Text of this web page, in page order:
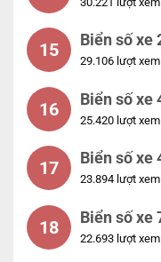
15 Biển số xe
29.106 lượt xem
16 Biển số xe
25.420 lượt xem
17 Biển số xe
23.894 lượt xem
18 Biển số xe
22.693 lượt xem